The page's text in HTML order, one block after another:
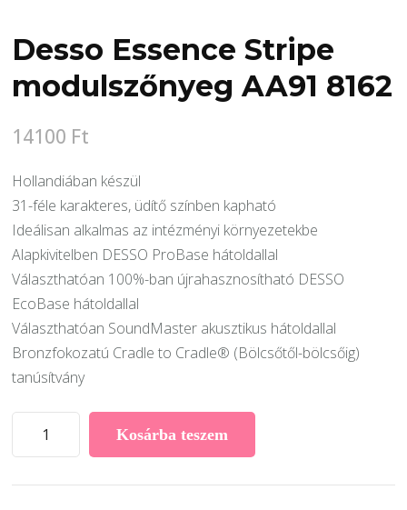
Desso Essence Stripe
modulszőnyeg AA91 8162
14100 Ft
Hollandiában készül
31-féle karakteres, üdítő színben kapható
Ideálisan alkalmas az intézményi környezetekbe
Alapkivitelben DESSO ProBase hátoldallal
Választhatóan 100%-ban újrahasznosítható DESSO
EcoBase hátoldallal
Választhatóan SoundMaster akusztikus hátoldallal
Bronzfokozatú Cradle to Cradle® (Bölcsőtől-bölcsőig)
tanúsítvány
Kosárba teszem